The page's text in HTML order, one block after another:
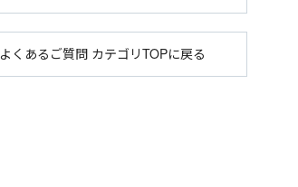
よくあるご質問 カテゴリTOPに戻る